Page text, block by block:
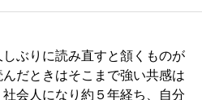
ぶりに読み直すと頷くものが
だときはそこまで強い共感は
会人になり約５年経ち、自分